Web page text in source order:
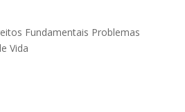
Fundamentais Problemas
Vida